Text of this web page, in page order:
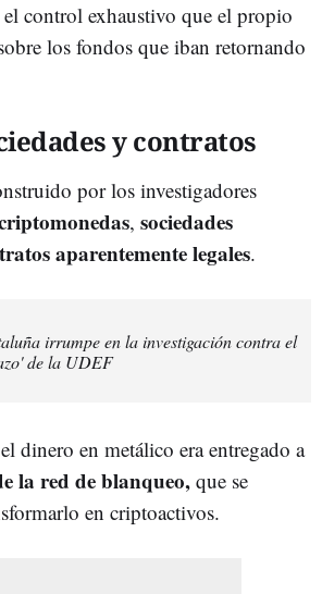
control exhaustivo que el propio
los fondos que iban retornando
y contratos
por los investigadores
, sociedades
aparentemente legales.
irrumpe en la investigación contra el
de la UDEF
dinero en metálico era entregado a
la red de blanqueo, que se
en criptoactivos.